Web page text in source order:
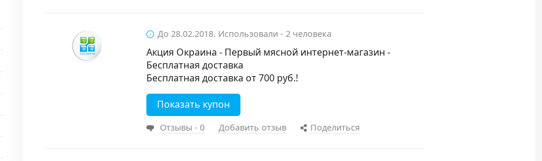
До 28.02.2018. Использовали - 2 человека
Акция Окраина - Первый мясной интернет-магазин -
Бесплатная доставка
Бесплатная доставка от 700 руб.!
Показать купон
Отзывы - 0 Добавить отзыв Поделиться